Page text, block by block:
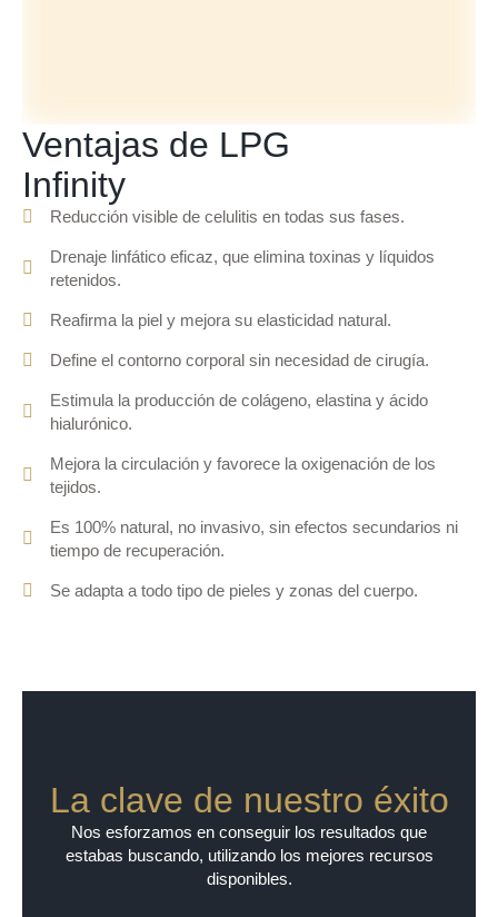
Ventajas de LPG
Infinity
Reducción visible de celulitis en todas sus fases.
Drenaje linfático eficaz, que elimina toxinas y líquidos
retenidos.
Reafirma la piel y mejora su elasticidad natural.
Define el contorno corporal sin necesidad de cirugía.
Estimula la producción de colágeno, elastina y ácido
hialurónico.
Mejora la circulación y favorece la oxigenación de los
tejidos.
Es 100% natural, no invasivo, sin efectos secundarios ni
tiempo de recuperación.
Se adapta a todo tipo de pieles y zonas del cuerpo.
La clave de nuestro éxito
Nos esforzamos en conseguir los resultados que
estabas buscando, utilizando los mejores recursos
disponibles.